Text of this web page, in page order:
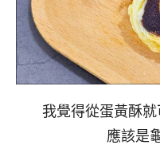
我覺得從蛋黃酥
應該是